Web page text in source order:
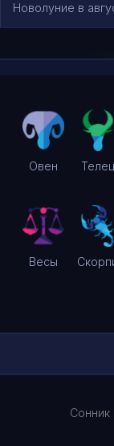
Новолуние в
Овен Телец
Весы
Сонник